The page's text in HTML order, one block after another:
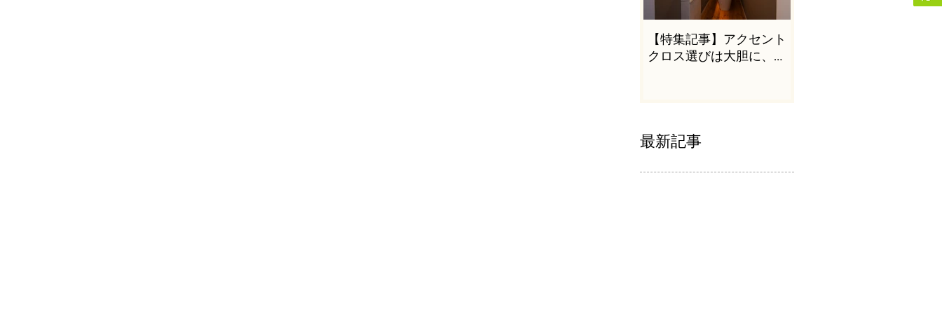
【特集記事】アクセント
クロス選びは大胆に、か
最新記事